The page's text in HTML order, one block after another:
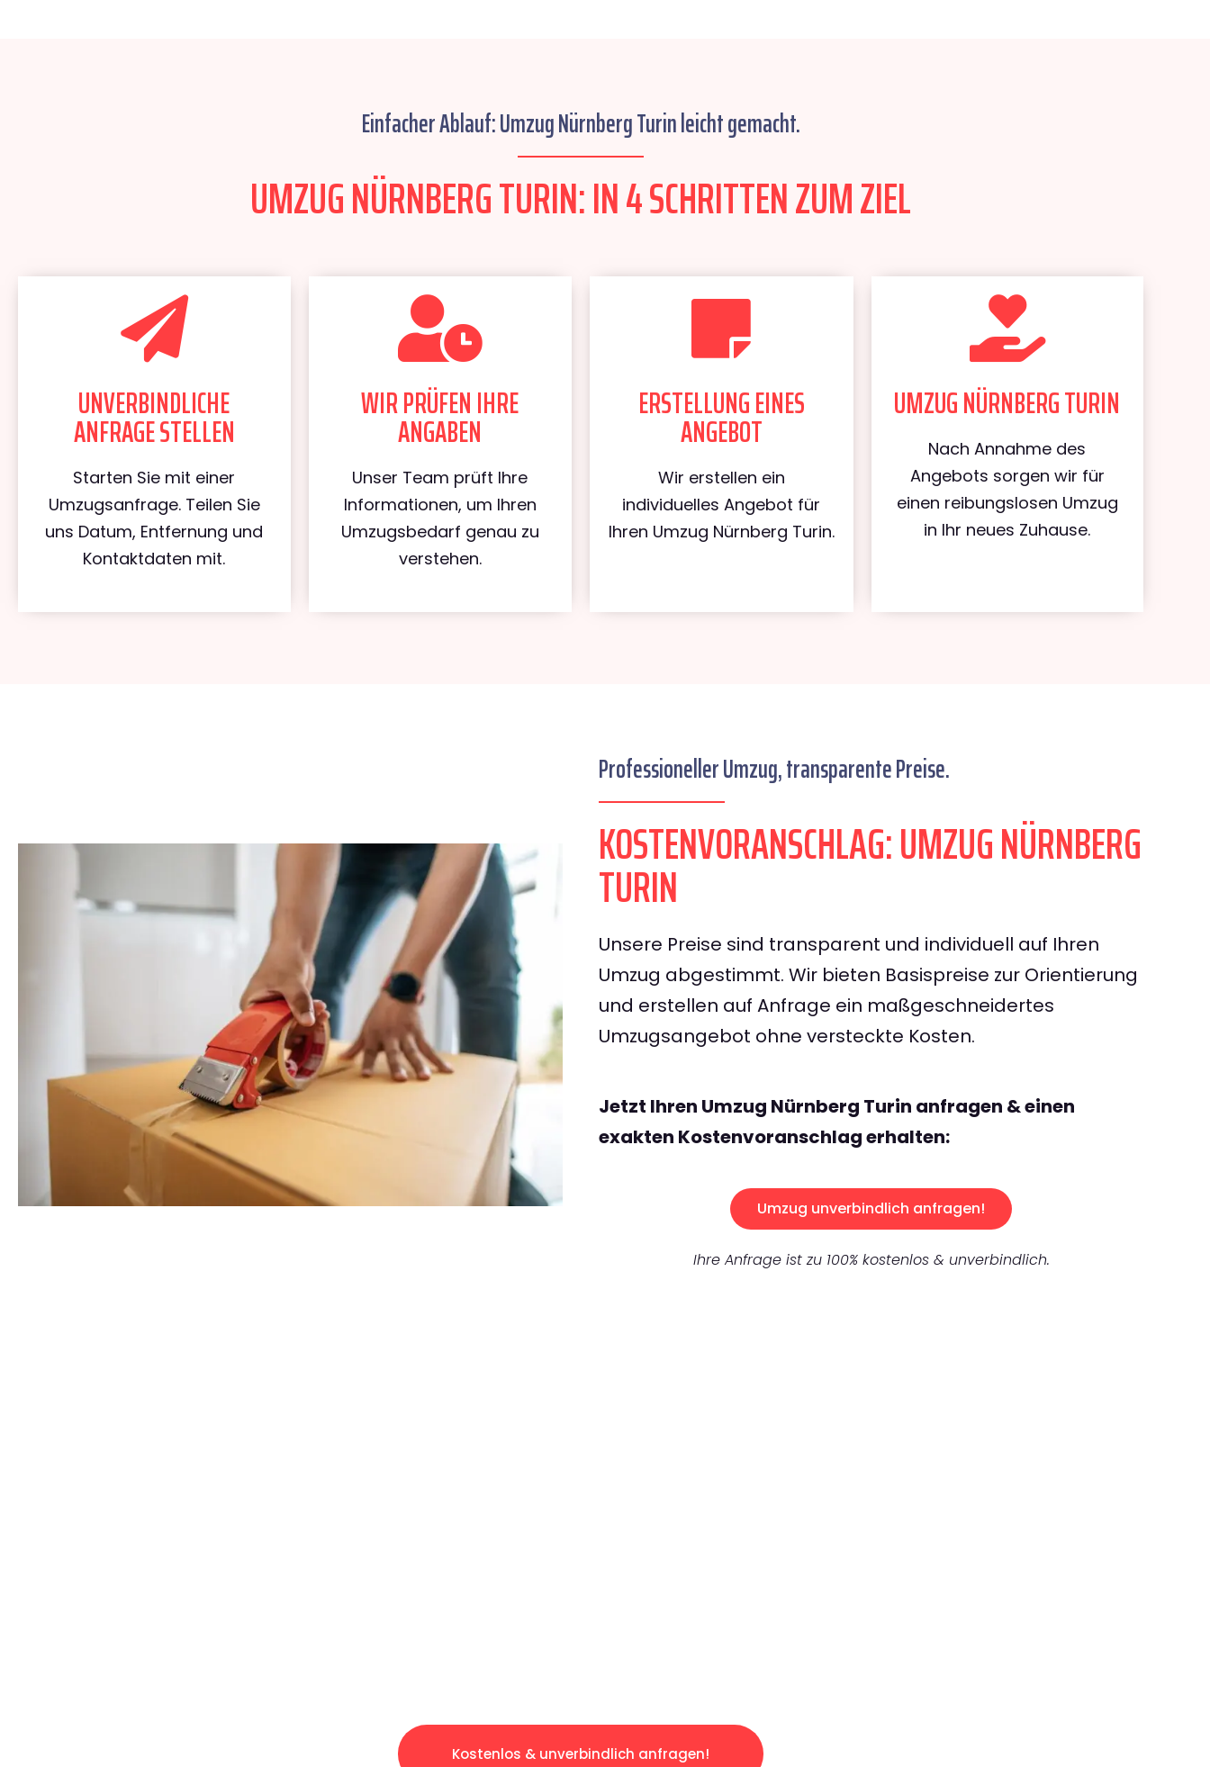
Einfacher Ablauf: Umzug Nürnberg Turin leicht gemacht.
UMZUG NÜRNBERG TURIN: IN 4 SCHRITTEN ZUM ZIEL
UNVERBINDLICHE
ANFRAGE STELLEN
Starten Sie mit einer
Umzugsanfrage. Teilen Sie
uns Datum, Entfernung und
Kontaktdaten mit.
WIR PRÜFEN IHRE
ANGABEN
Unser Team prüft Ihre
Informationen, um Ihren
Umzugsbedarf genau zu
verstehen.
ERSTELLUNG EINES
ANGEBOT
Wir erstellen ein
individuelles Angebot für
Ihren Umzug Nürnberg Turin.
UMZUG NÜRNBERG TURIN
Nach Annahme des
Angebots sorgen wir für
einen reibungslosen Umzug
in Ihr neues Zuhause.
Professioneller Umzug, transparente Preise.
KOSTENVORANSCHLAG: UMZUG NÜRNBERG
TURIN
Unsere Preise sind transparent und individuell auf Ihren
Umzug abgestimmt. Wir bieten Basispreise zur Orientierung
und erstellen auf Anfrage ein maßgeschneidertes
Umzugsangebot ohne versteckte Kosten.
Jetzt Ihren Umzug Nürnberg Turin anfragen & einen
exakten Kostenvoranschlag erhalten:
Umzug unverbindlich anfragen!
Ihre Anfrage ist zu 100% kostenlos & unverbindlich.
Kostenlos & unverbindlich anfragen!